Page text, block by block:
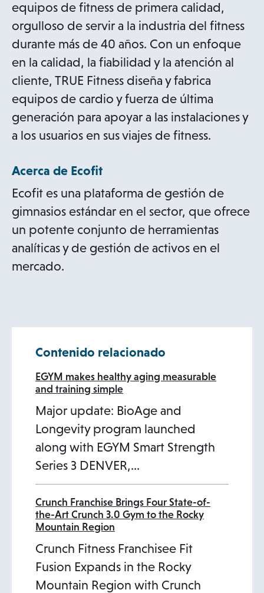
n
a
n
e
w
t
a
b
s
i
n
a
n
e
w
t
equipos de fitness de primera calidad,
orgulloso de servir a la industria del fitness
durante más de 40 años. Con un enfoque
en la calidad, la fiabilidad y la atención al
cliente, TRUE Fitness diseña y fabrica
equipos de cardio y fuerza de última
generación para apoyar a las instalaciones y
a los usuarios en sus viajes de fitness.
Acerca de Ecofit
Ecofit es una plataforma de gestión de
gimnasios estándar en el sector, que ofrece
un potente conjunto de herramientas
analíticas y de gestión de activos en el
mercado.
Contenido relacionado
EGYM makes healthy aging measurable
and training simple
Major update: BioAge and
Longevity program launched
along with EGYM Smart Strength
Series 3 DENVER,…
Crunch Franchise Brings Four State-of-
the-Art Crunch 3.0 Gym to the Rocky
Mountain Region
Crunch Fitness Franchisee Fit
Fusion Expands in the Rocky
Mountain Region with Crunch